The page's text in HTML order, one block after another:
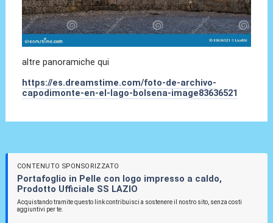
altre panoramiche qui
https://es.dreamstime.com/foto-de-archivo-
capodimonte-en-el-lago-bolsena-image83636521
CONTENUTO SPONSORIZZATO
Portafoglio in Pelle con logo impresso a caldo,
Prodotto Ufficiale SS LAZIO
Acquistando tramite questo link contribuisci a sostenere il nostro sito, senza costi
aggiuntivi per te.